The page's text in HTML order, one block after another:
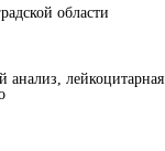
области